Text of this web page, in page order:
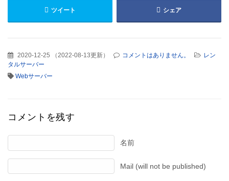
ツイート シェア
2020-12-25 （2022-08-13更新） コメントはありません。
レン
タルサーバー
Webサーバー
コメントを残す
名前
Mail (will not be published)